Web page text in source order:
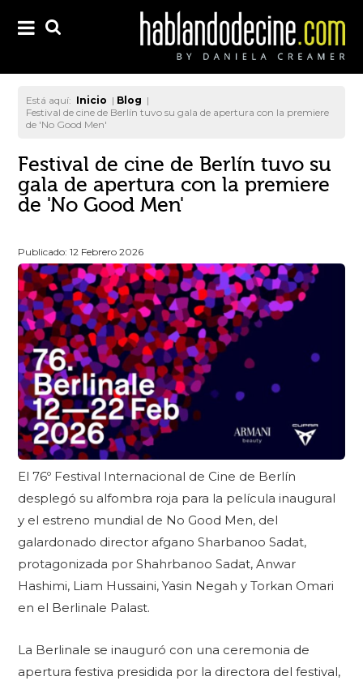
Está aquí: Inicio | Blog |
Festival de cine de Berlín tuvo su gala de apertura con la premiere
de 'No Good Men'
Festival de cine de Berlín tuvo su
gala de apertura con la premiere
de 'No Good Men'
Publicado: 12 Febrero 2026
El 76º Festival Internacional de Cine de Berlín
desplegó su alfombra roja para la película inaugural
y el estreno mundial de No Good Men, del
galardonado director afgano Sharbanoo Sadat,
protagonizada por Shahrbanoo Sadat, Anwar
Hashimi, Liam Hussaini, Yasin Negah y Torkan Omari
en el Berlinale Palast.
La Berlinale se inauguró con una ceremonia de
apertura festiva presidida por la directora del festival,